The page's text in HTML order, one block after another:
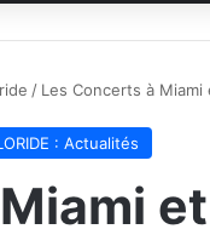
/ Les Concerts à
: Actualités